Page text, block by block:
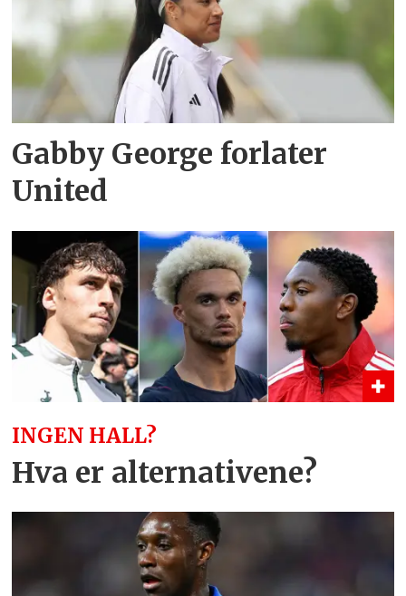
Gabby George forlater
United
INGEN HALL?
Hva er alternativene?